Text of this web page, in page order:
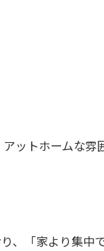
ットホームな雰
、「家より集中